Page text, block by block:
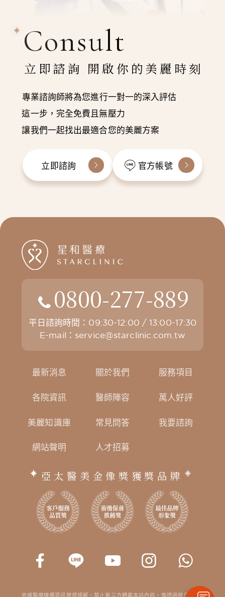
Consult
立即諮詢 開啟你的美麗時刻
專業諮詢師將為您進行一對一的深入評估
這一步，完全免費且無壓力
讓我們一起找出最適合您的美麗方案
立即諮詢 官方帳號
0800-277-889
平日諮詢時間：09:30-12:00 / 13:00-17:30
E-mail： service@starclinic.com.tw
最新消息 關於我們 服務項目
各院資訊 醫師陣容 萬人好評
美麗知識庫 常見問答 我要諮詢
網站聲明 人才招募
亞太醫美金像獎獲獎品牌
依據醫療機構資訊管理規範，禁止第三方轉載本站內容。惟透過搜尋